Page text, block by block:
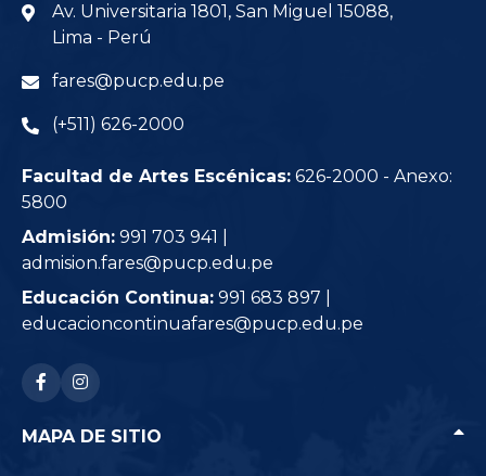
Av. Universitaria 1801, San Miguel 15088,
Lima - Perú
fares@pucp.edu.pe
(+511) 626-2000
Facultad de Artes Escénicas: 626-2000 - Anexo:
5800
Admisión: 991 703 941 |
admision.fares@pucp.edu.pe
Educación Continua: 991 683 897 |
educacioncontinuafares@pucp.edu.pe
RRSS: facebook-f
RRSS: instagram
MAPA DE SITIO